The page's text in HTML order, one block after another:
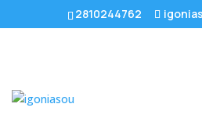
2810244762